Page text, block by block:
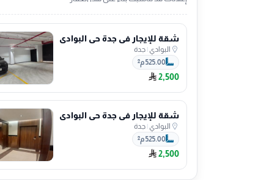
شقة للإيجار في جدة حي البوادي
البوادي | جدة
525.00 م²
2,500
شقة للإيجار في جدة حي البوادي
البوادي | جدة
525.00 م²
2,500